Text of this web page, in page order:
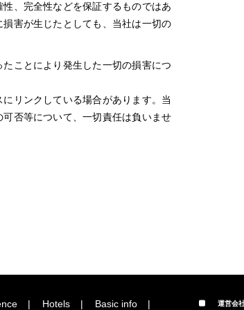
、完全性などを保証するものではあ
害が生じたとしても、当社は一切の
ことにより発生した一切の損害につ
リンクしている場合があります。当
否等について、一切責任は負いませ
Hotels Basic info 運営会